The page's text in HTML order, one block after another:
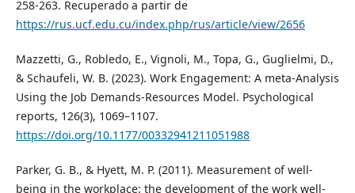
258-263. Recuperado a partir de
https://rus.ucf.edu.cu/index.php/rus/article/view/2656
Mazzetti, G., Robledo, E., Vignoli, M., Topa, G., Guglielmi, D.,
& Schaufeli, W. B. (2023). Work Engagement: A meta-Analysis
Using the Job Demands-Resources Model. Psychological
reports, 126(3), 1069–1107.
https://doi.org/10.1177/00332941211051988
Parker, G. B., & Hyett, M. P. (2011). Measurement of well-
being in the workplace: the development of the work well-